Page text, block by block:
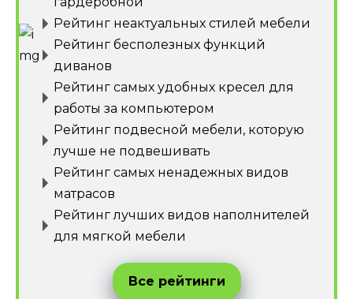
Рейтинг неактуальных стилей мебели
Рейтинг бесполезных функций
диванов
Рейтинг самых удобных кресел для
работы за компьютером
Рейтинг подвесной мебели, которую
лучше не подвешивать
Рейтинг самых ненадежных видов
матрасов
Рейтинг лучших видов наполнителей
для мягкой мебели
Все рейтинги